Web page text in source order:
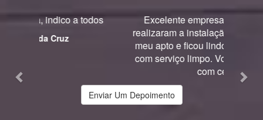
Excelente empresa, super recomendo,
realizaram a instalação do piso e rodapé do
meu apto e ficou lindo.Super cuidadosos e
com serviço limpo. Voltarei a fazer negócio
Erica Teofilo